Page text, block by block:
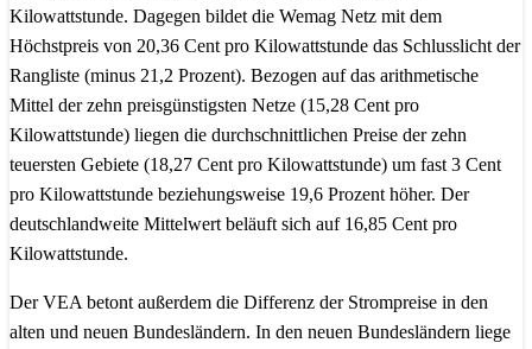
Kilowattstunde. Dagegen bildet die Wemag Netz mit dem
Höchstpreis von 20,36 Cent pro Kilowattstunde das Schlusslicht der
Rangliste (minus 21,2 Prozent). Bezogen auf das arithmetische
Mittel der zehn preisgünstigsten Netze (15,28 Cent pro
Kilowattstunde) liegen die durchschnittlichen Preise der zehn
teuersten Gebiete (18,27 Cent pro Kilowattstunde) um fast 3 Cent
pro Kilowattstunde beziehungsweise 19,6 Prozent höher. Der
deutschlandweite Mittelwert beläuft sich auf 16,85 Cent pro
Kilowattstunde.
Der VEA betont außerdem die Differenz der Strompreise in den
alten und neuen Bundesländern. In den neuen Bundesländern liege